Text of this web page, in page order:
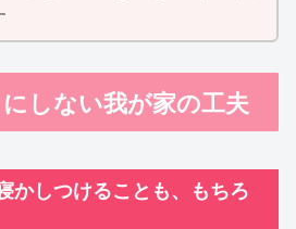
にしない我が家の工夫
しつけることも、もちろ